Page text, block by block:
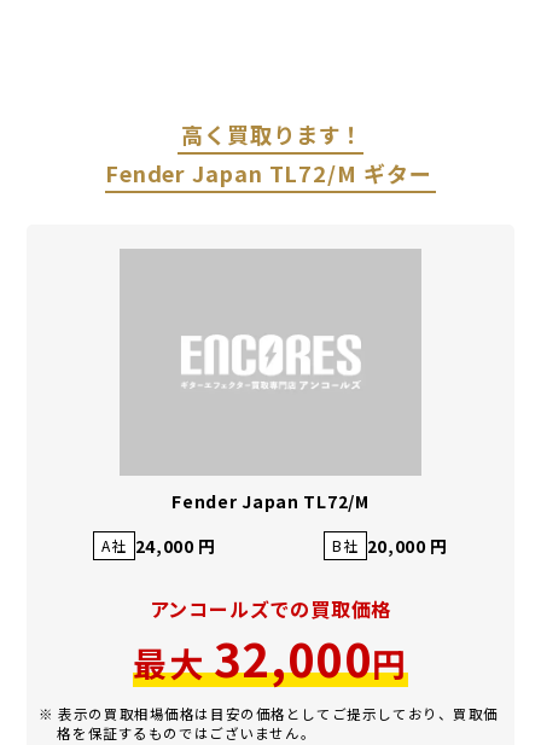
高く買取ります！
Fender Japan TL72/M ギター
Fender Japan TL72/M
A社 24,000 円 B社 20,000 円
アンコールズでの買取価格
最大32,000円
※ 表示の買取相場価格は目安の価格としてご提示しており、買取価
格を保証するものではございません。